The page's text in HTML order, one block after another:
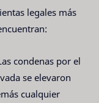
legales más
condenas por el
se elevaron
cualquier